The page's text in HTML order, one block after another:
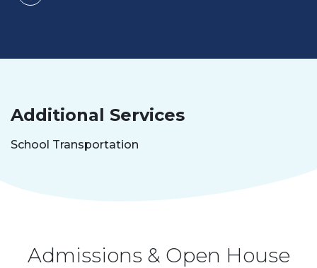
Additional Services
School Transportation
Admissions & Open House